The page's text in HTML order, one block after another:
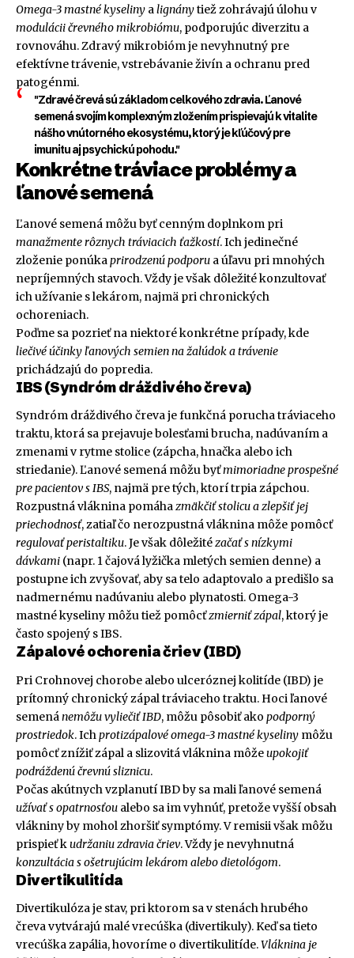
Omega-3 mastné kyseliny alignánytiež zohrávajú úlohu v
modulácii črevného mikrobiómu, podporujúc diverzitu a
rovnováhu. Zdravý mikrobióm je nevyhnutný pre
efektívne trávenie, vstrebávanie živín a ochranu pred
patogénmi.
"Zdravé črevá sú základom celkového zdravia. Ľanové
semená svojím komplexným zložením prispievajú k vitalite
nášho vnútorného ekosystému, ktorý je kľúčový pre
imunitu aj psychickú pohodu."
Konkrétne tráviace problémy a
ľanové semená
Ľanové semená môžu byť cenným doplnkom pri
manažmente rôznych tráviacich ťažkostí. Ich jedinečné
zloženie ponúkaprirodzenú podporu a úľavu pri mnohých
nepríjemných stavoch. Vždy je však dôležité konzultovať
ich užívanie s lekárom, najmä pri chronických
ochoreniach.
Poďme sa pozrieť na niektoré konkrétne prípady, kde
liečivé účinky ľanových semien na žalúdok a trávenie
prichádzajú do popredia.
IBS (Syndróm dráždivého čreva)
Syndróm dráždivého čreva je funkčná porucha tráviaceho
traktu, ktorá sa prejavuje bolesťami brucha, nadúvaním a
zmenami v rytme stolice (zápcha, hnačka alebo ich
striedanie). Ľanové semená môžu byťmimoriadne prospešné
pre pacientov s IBS, najmä pre tých, ktorí trpia zápchou.
Rozpustná vláknina pomáhazmäkčiť stolicu a zlepšiť jej
priechodnosť, zatiaľ čo nerozpustná vláknina môže pomôcť
regulovať peristaltiku. Je však dôležitézačať s nízkymi
dávkami (napr. 1 čajová lyžička mletých semien denne) a
postupne ich zvyšovať, aby sa telo adaptovalo a predišlo sa
nadmernému nadúvaniu alebo plynatosti. Omega-3
mastné kyseliny môžu tiež pomôcťzmierniť zápal, ktorý je
často spojený s IBS.
Zápalové ochorenia čriev (IBD)
Pri Crohnovej chorobe alebo ulceróznej kolitíde (IBD) je
prítomný chronický zápal tráviaceho traktu. Hoci ľanové
semenánemôžu vyliečiť IBD, môžu pôsobiť ako podporný
prostriedok. Ichprotizápalové omega-3 mastné kyseliny môžu
pomôcť znížiť zápal a slizovitá vláknina môžeupokojiť
podráždenú črevnú sliznicu.
Počas akútnych vzplanutí IBD by sa mali ľanové semená
užívať s opatrnosťou alebo sa im vyhnúť, pretože vyšší obsah
vlákniny by mohol zhoršiť symptómy. V remisii však môžu
prispieť kudržaniu zdravia čriev. Vždy je nevyhnutná
konzultácia s ošetrujúcim lekárom alebo dietológom.
Divertikulitída
Divertikulóza je stav, pri ktorom sa v stenách hrubého
čreva vytvárajú malé vrecúška (divertikuly). Keď sa tieto
vrecúška zapália, hovoríme o divertikulitíde.Vláknina je